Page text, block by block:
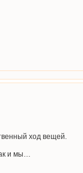
ход вещей.
и мы…